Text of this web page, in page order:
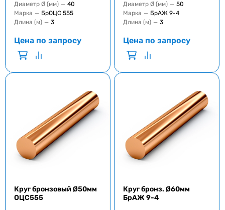
Диаметр Ø (мм) — 40
Марка — БрОЦС 555
Длина (м) — 3
Цена по запросу
Диаметр Ø (мм) — 50
Марка — БрАЖ 9-4
Длина (м) — 3
Цена по запросу
Круг бронзовый Ø50мм
ОЦС555
Круг бронз. Ø60мм
БрАЖ 9-4